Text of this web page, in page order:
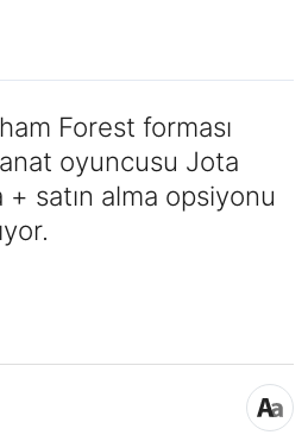
Forest forması
oyuncusu Jota
satın alma opsiyonu